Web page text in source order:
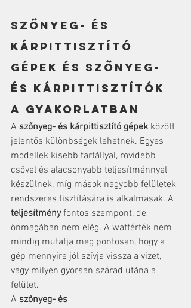
Szőnyeg- és
kárpittisztító
gépek és szőnyeg-
és kárpittisztítók
a gyakorlatban
A szőnyeg- és kárpittisztító gépek között
jelentős különbségek lehetnek. Egyes
modellek kisebb tartállyal, rövidebb
csővel és alacsonyabb teljesítménnyel
készülnek, míg mások nagyobb felületek
rendszeres tisztítására is alkalmasak. A
teljesítmény fontos szempont, de
önmagában nem elég. A wattérték nem
mindig mutatja meg pontosan, hogy a
gép mennyire jól szívja vissza a vizet,
vagy milyen gyorsan szárad utána a
felület.
A szőnyeg- és